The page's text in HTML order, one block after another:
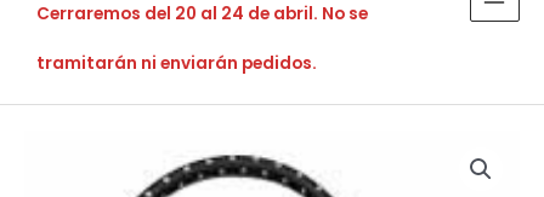
Cerraremos del 20 al 24 de abril. No se
tramitarán ni enviarán pedidos.